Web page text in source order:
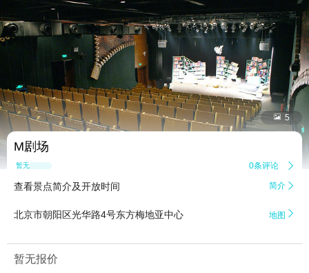
 5
M剧场
暂无点评 0条评论 
查看景点简介及开放时间 简介 
北京市朝阳区光华路4号东方梅地亚中心 地图 
暂无报价
